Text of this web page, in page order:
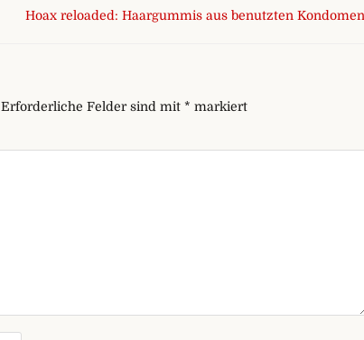
Hoax reloaded: Haargummis aus benutzten
Erforderliche Felder sind mit * markiert